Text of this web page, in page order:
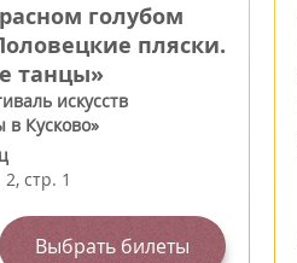
голубом
пляски.
танцы»
искусств
Кусково»
стр. 1
Выбрать билеты